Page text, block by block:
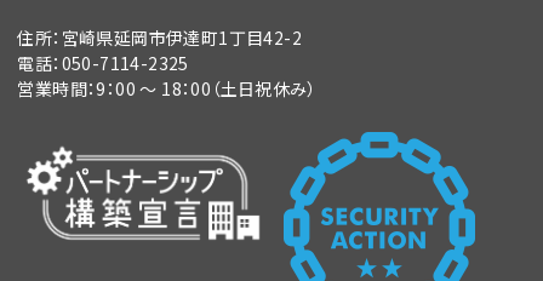
住所：宮崎県延岡市伊達町1丁目42-2
電話：050-7114-2325
営業時間：9：00 ～ 18：00（土日祝休み）